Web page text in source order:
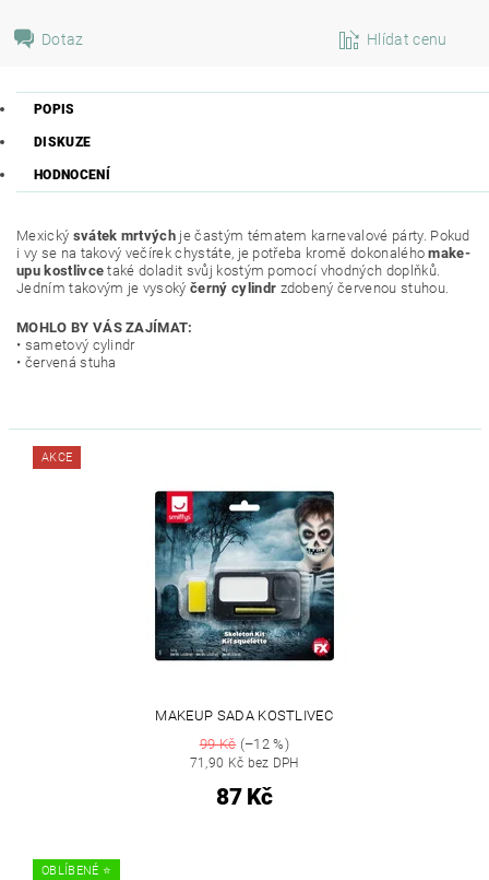
Dotaz Hlídat cenu
POPIS
DISKUZE
HODNOCENÍ
Mexický svátek mrtvých je častým tématem karnevalové párty. Pokud
i vy se na takový večírek chystáte, je potřeba kromě dokonaléhomake-
upu kostlivce také doladit svůj kostým pomocí vhodných doplňků.
Jedním takovým je vysokýčerný cylindr zdobený červenou stuhou.
MOHLO BY VÁS ZAJÍMAT:
• sametový cylindr
• červená stuha
AKCE
MAKEUP SADA KOSTLIVEC
99 Kč(–12 %)
71,90 Kč bez DPH
87 Kč
OBLÍBENÉ ⭐️